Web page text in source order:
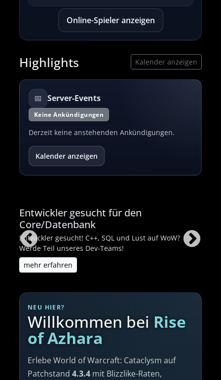
Online-Spieler anzeigen
Highlights Kalender anzeigen
📅 Server-Events
Keine Ankündigungen
Derzeit keine anstehenden Ankündigungen.
Kalender anzeigen
Entwickler gesucht für den
Core/Datenbank
Entwickler gesucht! C++, SQL und Lust auf WoW?
Werde Teil unseres Dev-Teams!
mehr erfahren
NEU HIER?
Willkommen bei Rise
of Azhara
Erlebe World of Warcraft: Cataclysm auf
Patchstand 4.3.4 mit Blizzlike-Raten,